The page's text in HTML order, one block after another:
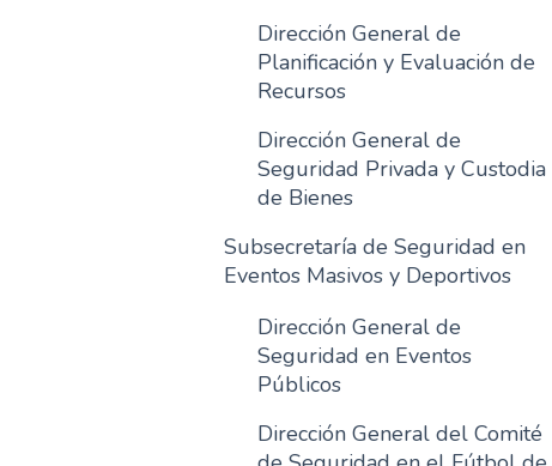
Dirección General de
Planificación y Evaluación de
Recursos
Dirección General de
Seguridad Privada y Custodia
de Bienes
Subsecretaría de Seguridad en
Eventos Masivos y Deportivos
Dirección General de
Seguridad en Eventos
Públicos
Dirección General del Comité